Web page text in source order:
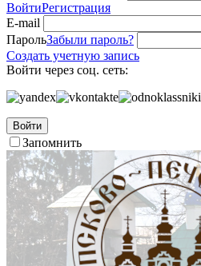
ВойтиРегистрация
E-mail
ПарольЗабыли пароль?
Создать учетную запись
Войти через соц. сеть:
Войти
Запомнить